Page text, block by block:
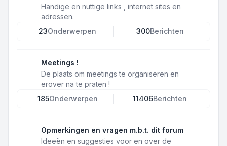
Handige en nuttige links , internet sites en
adressen.
23Onderwerpen 300Berichten
Meetings !
De plaats om meetings te organiseren en
erover na te praten !
185Onderwerpen 11406Berichten
Opmerkingen en vragen m.b.t. dit forum
Ideeën en suggesties voor en over de